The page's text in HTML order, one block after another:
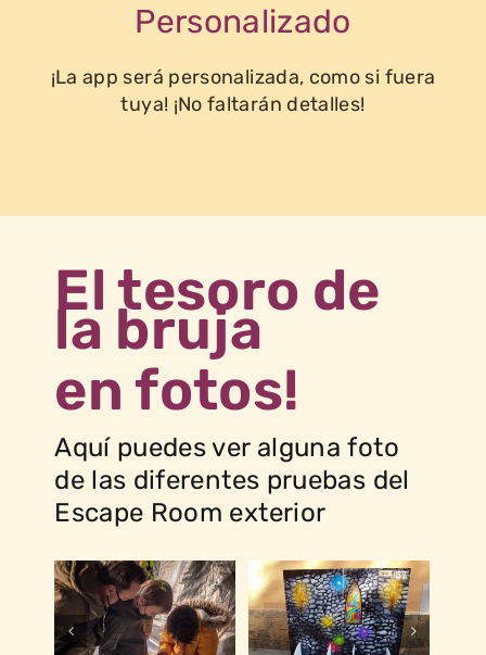
Personalizado
¡La app será personalizada, como si fuera
tuya! ¡No faltarán detalles!
El tesoro de
la bruja
en fotos!
Aquí puedes ver alguna foto
de las diferentes pruebas del
Escape Room exterior